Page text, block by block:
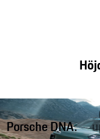
Porsche DNA.